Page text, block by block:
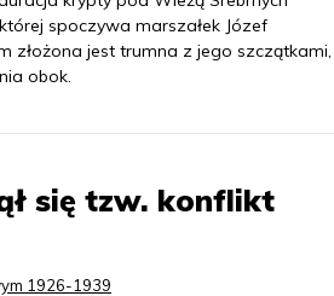
spoczywa marszałek Józef
złożona jest trumna z jego szczątkami,
obok.
się tzw. konflikt
1926-1939